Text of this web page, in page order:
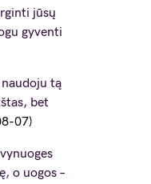
jūsų
gyventi
tą
bet
07
o uogos –